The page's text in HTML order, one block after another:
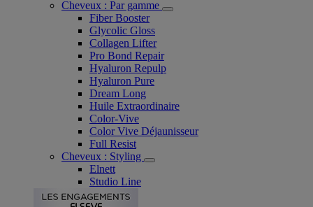
Cheveux : Par gamme
Fiber Booster
Glycolic Gloss
Collagen Lifter
Pro Bond Repair
Hyaluron Repulp
Hyaluron Pure
Dream Long
Huile Extraordinaire
Color-Vive
Color Vive Déjaunisseur
Full Resist
Cheveux : Styling
Elnett
Studio Line